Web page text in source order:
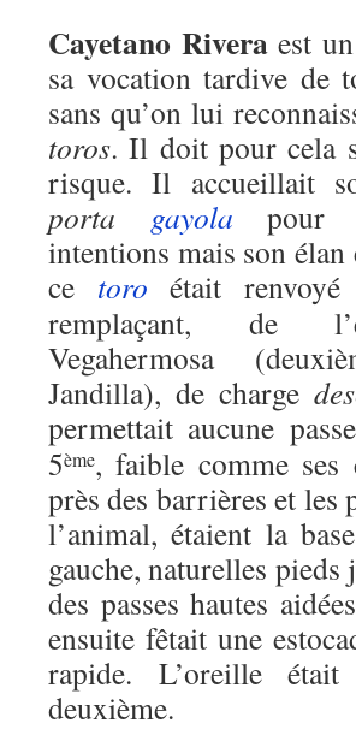
Cayetano Riveraest un
sa vocation tardive de
sans qu’on lui
toros. Il doit pour cela
risque.Il accueillait
porta gayola pour
intentions mais son élan
ce toro était
remplaçant, de
Vegahermosa
Jandilla), de charge
permettait aucune
5ème, faible comme ses
près des barrières et les
l’animal, étaient la
gauche, naturelles
des passes hautes
ensuite fêtait une
rapide. L’oreille
deuxième.